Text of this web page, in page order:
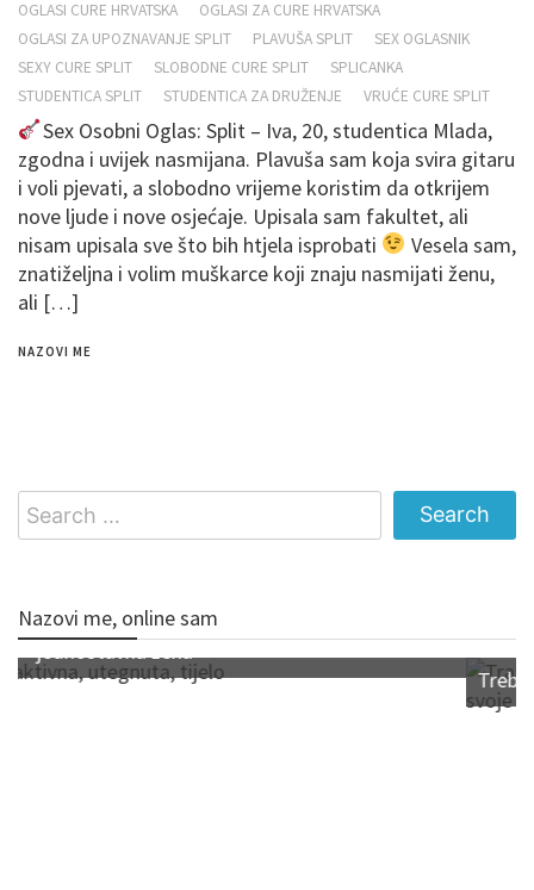
OGLASI CURE HRVATSKA
OGLASI ZA CURE HRVATSKA
OGLASI ZA UPOZNAVANJE SPLIT
PLAVUŠA SPLIT
SEX OGLASNIK
SEXY CURE SPLIT
SLOBODNE CURE SPLIT
SPLICANKA
STUDENTICA SPLIT
STUDENTICA ZA DRUŽENJE VRUĆE CURE SPLIT
Sex Osobni Oglas: Split – Iva, 20, studentica Mlada,
zgodna i uvijek nasmijana. Plavuša sam koja svira gitaru
i voli pjevati, a slobodno vrijeme koristim da otkrijem
nove ljude i nove osjećaje. Upisala sam fakultet, ali
nisam upisala sve što bih htjela isprobati
Vesela sam,
znatiželjna i volim muškarce koji znaju nasmijati ženu,
ali […]
NAZOVI ME
Search
for:
Nazovi me, online sam
Trebam ugodnog gospodina